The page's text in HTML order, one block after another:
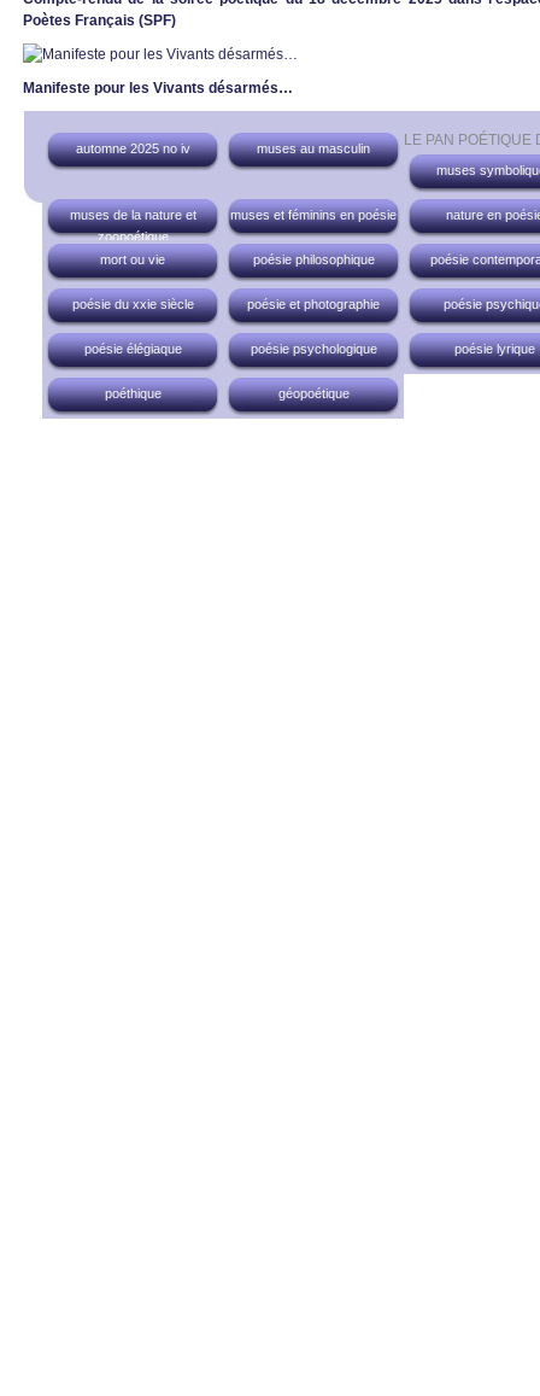
Poètes Français (SPF)
Manifeste pour les Vivants désarmés…
LE PAN POÉTIQUE
automne 2025 no iv
muses au masculin
muses
muses de la nature et
zoopoétique
muses et féminins en poésie nature en
mort ou vie poésie philosophique poésie
poésie du xxie siècle poésie et photographie poésie
poésie élégiaque poésie psychologique poésie lyrique
poéthique géopoétique